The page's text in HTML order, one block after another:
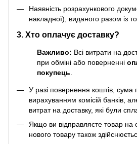
Наявність розрахункового
накладної), виданого разом із
3. Хто оплачує доставку?
Важливо: Всі витрати на
при обміні або поверненні
покупець
У разі повернення коштів, сума
вирахуванням комісій банків,
витрат на доставку, які були
Якщо ви відправляєте товар на
нового товару також